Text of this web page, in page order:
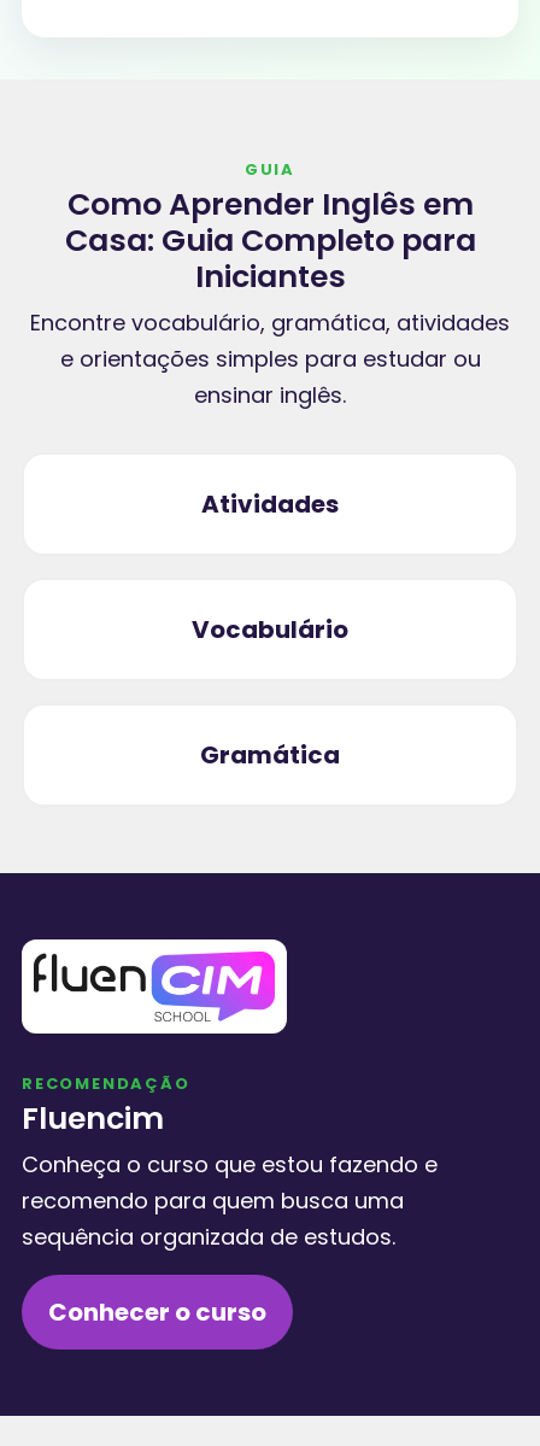
GUIA
Como Aprender Inglês em
Casa: Guia Completo para
Iniciantes
Encontre vocabulário, gramática, atividades
e orientações simples para estudar ou
ensinar inglês.
Atividades
Vocabulário
Gramática
RECOMENDAÇÃO
Fluencim
Conheça o curso que estou fazendo e
recomendo para quem busca uma
sequência organizada de estudos.
Conhecer o curso